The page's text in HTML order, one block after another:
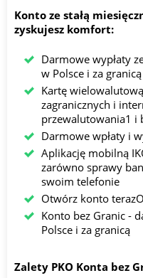
Konto ze stałą
zyskujesz komfort:
Darmowe wypłaty
w Polsce i za granicą
Kartę
zagranicznych i
przewalutowania1 i
Darmowe wpłaty i
Aplikację mobilną
zarówno sprawy
swoim telefonie
Otwórz konto
Konto bez Granic -
Polsce i za granicą
Zalety PKO Konta bez